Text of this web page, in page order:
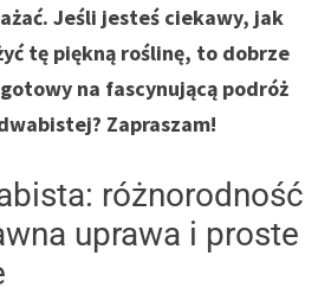
Jeśli jesteś ciekawy, jak
tę piękną roślinę, to dobrze
na fascynującą podróż
Zapraszam!
różnorodność
uprawa i proste